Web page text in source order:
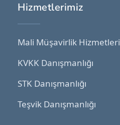
Hizmetlerimiz
Mali Müşavirlik Hizmetleri
KVKK Danışmanlığı
STK Danışmanlığı
Teşvik Danışmanlığı